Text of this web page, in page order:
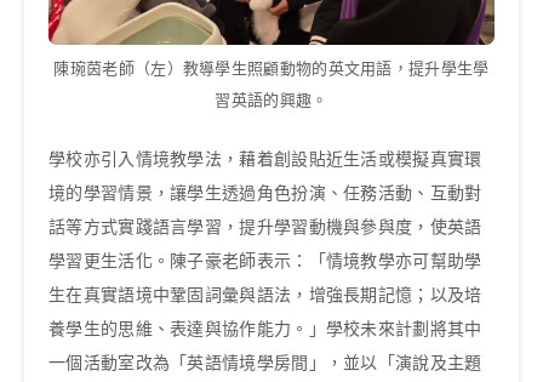
陳琬茵老師（左）教導學生照顧動物的英文用語，提升學生學
習英語的興趣。
學校亦引入情境教學法，藉着創設貼近生活或模擬真實環
境的學習情景，讓學生透過角色扮演、任務活動、互動對
話等方式實踐語言學習，提升學習動機與參與度，使英語
學習更生活化。陳子豪老師表示：「情境教學亦可幫助學
生在真實語境中鞏固詞彙與語法，增強長期記憶；以及培
養學生的思維、表達與協作能力。」學校未來計劃將其中
一個活動室改為「英語情境學房間」，並以「演說及主題